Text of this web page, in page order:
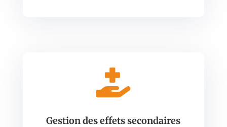

Gestion des effets secondaires